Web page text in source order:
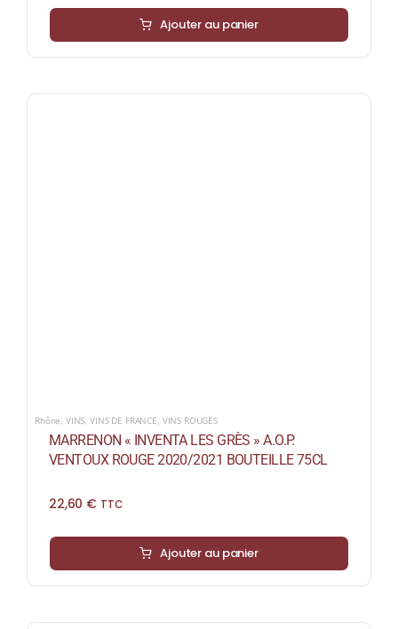
Ajouter au panier
Rhône VINS ,VINS DE FRANCE VINS ROUGES
MARRENON « INVENTA LES GRÈS » A.O.P.
VENTOUX ROUGE 2020/2021 BOUTEILLE 75CL
22,60 € TTC
Ajouter au panier